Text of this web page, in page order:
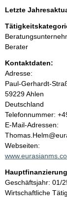
n
i
n
h
a
l
t
Letzte
Berater
Kontaktdaten:
Adresse:
Paul-Gerhardt-
59229Ahlen
Deutschland
K
o
n
t
a
t
i
n
Telefonnummer:
E-Mail-Adressen:
Webseiten:
Geschäftsjahr: 01/
Wirtschaftliche